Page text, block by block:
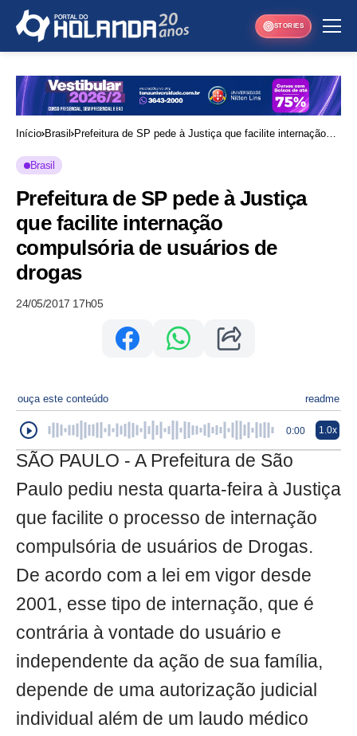
STORIES
Início Brasil
Prefeitura de SP pede à Justiça que facilite internação
Brasil
Prefeitura de SP pede à Justiça
que facilite internação
compulsória de usuários de
drogas
24/05/2017 17h05
ouça este conteúdo readme
0:00 1.0x
SÃO PAULO - A Prefeitura de São
Paulo pediu nesta quarta-feira à Justiça
que facilite o processo de internação
compulsória de usuários de Drogas.
De acordo com a lei em vigor desde
2001, esse tipo de internação, que é
contrária à vontade do usuário e
independente da ação de sua família,
depende de uma autorização judicial
individual além de um laudo médico